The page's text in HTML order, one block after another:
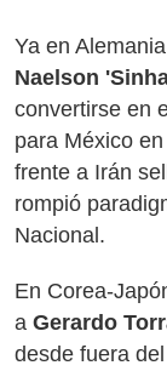
Ya en
Naelson
convertirse en
para México
frente a Irán
rompió
Nacional.
En Corea-
a Gerardo
desde fuera